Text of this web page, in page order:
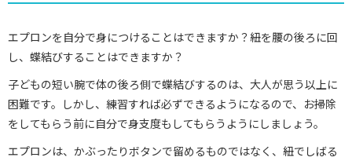
エプロンを自分で身につけることはできますか？紐を腰の後ろに回
し、蝶結びすることはできますか？
子どもの短い腕で体の後ろ側で蝶結びするのは、大人が思う以上に
困難です。しかし、練習すれば必ずできるようになるので、お掃除
をしてもらう前に自分で身支度もしてもらうようにしましょう。
エプロンは、かぶったりボタンで留めるものではなく、紐でしばる